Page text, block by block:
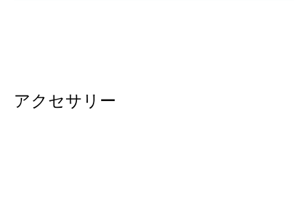
アクセサリー